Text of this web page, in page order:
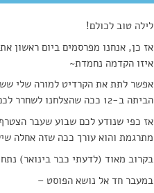
לילה טוב לכולם!
אז כן, אנחנו מפרסמים ביום ראשון
איזו הקדמה נחמדת~
אפשר לתת את הקרדיט למורה שלי
הביתה ב-12 ככה שהצלחנו לשחרר לכם את הפרק היום! איזה יופי ^^
אז כפי שנודע לכם שבוע שעבר
מתרגמת והוא עורך ככה שזה אחלה
בקרוב מאוד (לדעתי כבר בינואר)
במעבר חד אל נושא הפוסט –